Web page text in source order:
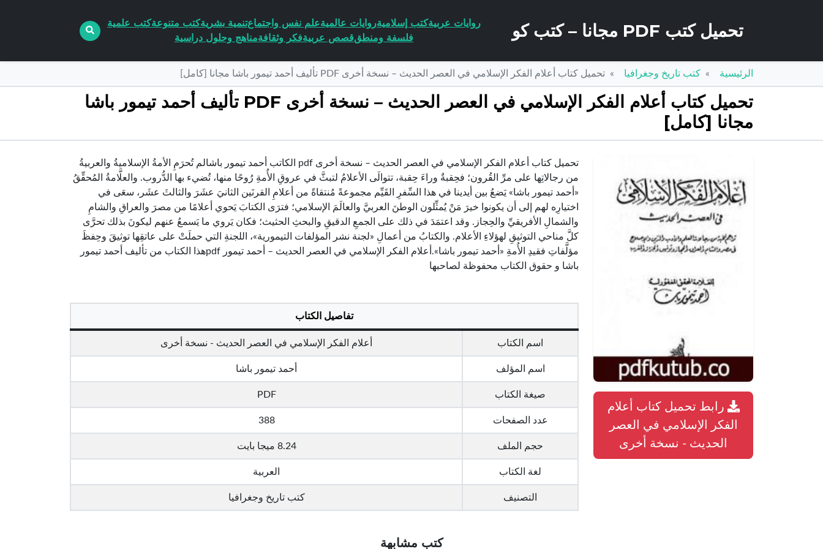
تحميل كتب PDF مجانا – كتب كو روايات عربيةكتب إسلاميةروايات عالميةعلم نفس واجتماعتنمية بشريةكتب متنوعةكتب علمية
فلسفة ومنطققصص عربيةفكر وثقافةمناهج وحلول دراسية
الرئيسية كتب تاريخ وجغرافيا تحميل كتاب أعلام الفكر الإسلامي في العصر الحديث – نسخة أخرى PDF تأليف أحمد تيمور باشا مجانا [كامل]
تحميل كتاب أعلام الفكر الإسلامي في العصر الحديث – نسخة أخرى PDF تأليف أحمد تيمور باشا
مجانا [كامل]
رابط تحميل كتاب أعلام
الفكر الإسلامي في العصر
الحديث - نسخة أخرى
تحميل كتاب أعلام الفكر الإسلامي في العصر الحديث – نسخة أخرى pdf الكاتب أحمد تيمور باشالم تُحرَمِ الأمةُ الإسلاميةُ والعربيةُ
من رجالاتِها على مرِّ القُرون؛ فحِقبةٌ وراءَ حِقبة، تتوالَى الأعلامُ لتبثَّ في عروقِ الأُمةِ رُوحًا منها، تُضيء بها الدُّروب. والعلَّامةُ المُحقِّقُ
«أحمد تيمور باشا» يَضعُ بين أيدينا في هذا السِّفرِ القَيِّم مجموعةً مُنتقاةً من أعلامِ القرنَين الثانيَ عشَرَ والثالثَ عشَر، سعَى في
اختيارِه لهم إلى أن يكونوا خيرَ مَنْ يُمثِّلون الوطنَ العربيَّ والعالَمَ الإسلامي؛ فترَى الكتابَ يَحوي أعلامًا من مصرَ والعراقِ والشامِ
والشمالِ الأفريقيِّ والحِجاز. وقد اعتمَدَ في ذلك على الجمعِ الدقيقِ والبحثِ الحثيث؛ فكان يَروي ما يَسمعُ عنهم ليكونَ بذلك تحرَّى
كلَّ مناحي التوثيقِ لهؤلاءِ الأعلام. والكتابُ من أعمالِ «لجنة نشر المؤلفات التيمورية»، اللجنةِ التي حملَتْ على عاتقِها توثيقَ وحِفظَ
مؤلَّفاتِ فقيدِ الأُمةِ «أحمد تيمور باشا».أعلام الفكر الإسلامي في العصر الحديث – أحمد تيمور pdfهذا الكتاب من تأليف أحمد تيمور
باشا و حقوق الكتاب محفوظة لصاحبها
تفاصيل الكتاب
اسم الكتاب أعلام الفكر الإسلامي في العصر الحديث - نسخة أخرى
اسم المؤلف أحمد تيمور باشا
صيغة الكتاب PDF
عدد الصفحات 388
حجم الملف 8.24 ميجا بايت
لغة الكتاب العربية
التصنيف كتب تاريخ وجغرافيا
كتب مشابهة